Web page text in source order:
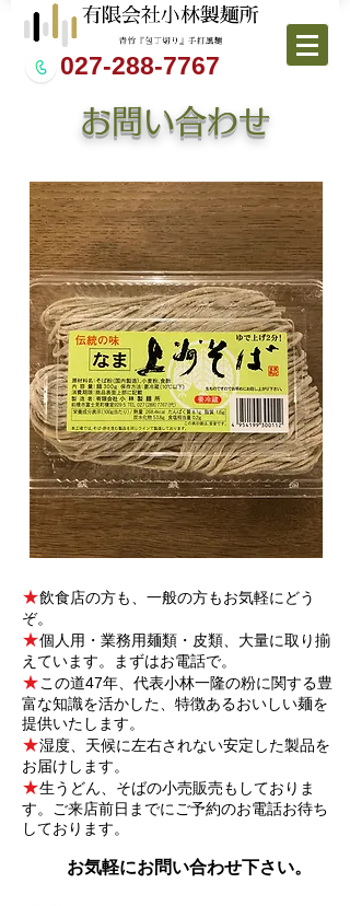
027-288-7767
お問い合わせ
★飲食店の方も、一般の方もお気軽にどう
ぞ。
★個人用・業務用麺類・皮類、大量に取り揃
えています。まずはお電話で。
★この道47年、代表小林一隆の粉に関する豊
富な知識を活かした、特徴あるおいしい麺を
提供いたします。
★湿度、天候に左右されない安定した製品を
お届けします。
★生うどん、そばの小売販売もしておりま
す。ご来店前日までにご予約のお電話お待ち
しております。
お気軽にお問い合わせ下さい。